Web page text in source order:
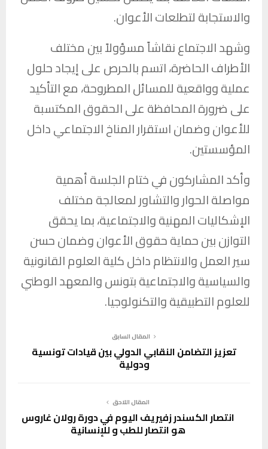
والاستجابة لتطلعات الأعوان.
وشهد الاجتماع نقاشاً مسؤولاً بين مختلف
الأطراف الحاضرة، اتسم بالحرص على إيجاد حلول
عملية وواقعية للمسائل المطروحة، مع التأكيد
على ضرورة المحافظة على الحقوق المكتسبة
للأعوان وضمان استقرار المناخ الاجتماعي داخل
المؤسستين.
وأكد المشاركون في ختام الجلسة أهمية
مواصلة الحوار والتشاور لمعالجة مختلف
الإشكاليات المهنية والاجتماعية، بما يحقق
التوازن بين حماية حقوق الأعوان وضمان حسن
سير العمل والانتظام داخل كلية العلوم القانونية
والسياسية والاجتماعية بتونس والمعهد الوطني
للعلوم التطبيقية والتكنولوجيا.
المقال السابق
تعزيز التضامن النقابي الدولي بين قيادات تونسية
ودولية
المقال اللاحق
انتصار الكسندر زفيريف اليوم في دورة رولان غاروس
هو انتصار للطب و للإنسانية